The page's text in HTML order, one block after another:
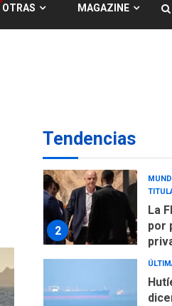
OTRAS MAGAZINE
Tendencias
2
La
por